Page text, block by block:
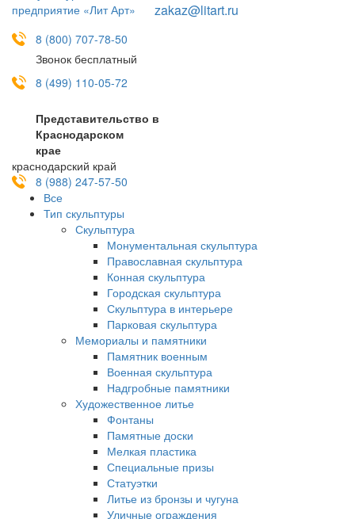
zakaz@litart.ru
8 (800) 707-78-50
Звонок бесплатный
8 (499) 110-05-72
Представительство в
Краснодарском
крае
краснодарский край
8 (988) 247-57-50
Все
Тип скульптуры
Скульптура
Монументальная скульптура
Православная скульптура
Конная скульптура
Городская скульптура
Скульптура в интерьере
Парковая скульптура
Мемориалы и памятники
Памятник военным
Военная скульптура
Надгробные памятники
Художественное литье
Фонтаны
Памятные доски
Мелкая пластика
Специальные призы
Статуэтки
Литье из бронзы и чугуна
Уличные ограждения